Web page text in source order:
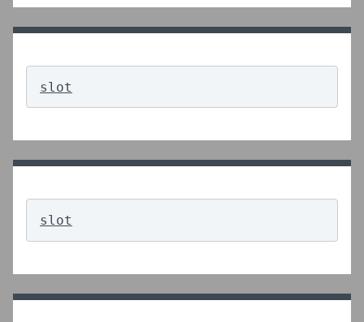
slot
slot